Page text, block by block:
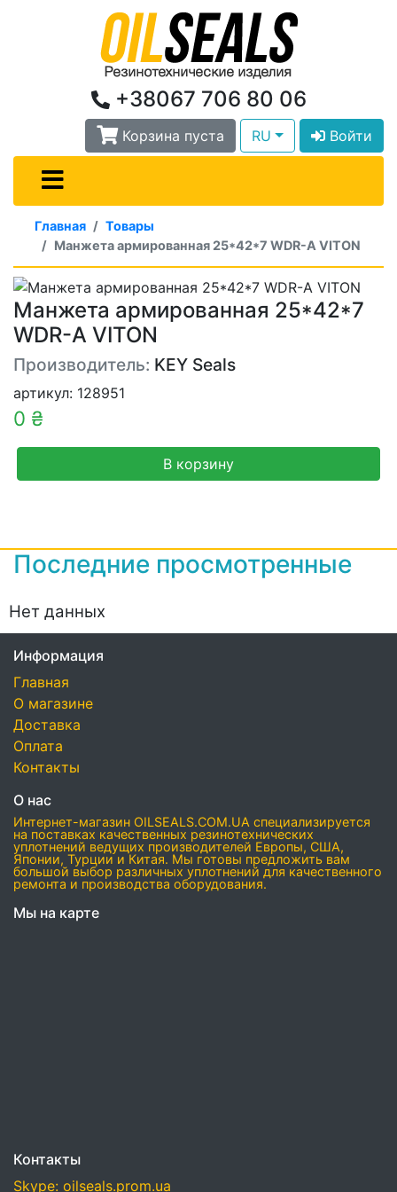
+38067 706 80 06
Корзина пуста RU Войти
Главная
Товары
Манжета армированная 25*42*7 WDR-A VITON
Манжета армированная 25*42*7
WDR-A VITON
Производитель: KEY Seals
артикул: 128951
0 ₴
В корзину
Последние просмотренные
Нет данных
Информация
Главная
О магазине
Доставка
Оплата
Контакты
О нас
Интернет-магазин OILSEALS.COM.UA специализируется
на поставках качественных резинотехнических
уплотнений ведущих производителей Европы, США,
Японии, Турции и Китая. Мы готовы предложить вам
большой выбор различных уплотнений для качественного
ремонта и производства оборудования.
Мы на карте
Контакты
Skype: oilseals.prom.ua